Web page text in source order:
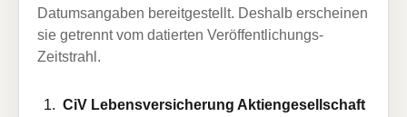
Datumsangaben bereitgestellt. Deshalb erscheinen
sie getrennt vom datierten Veröffentlichungs-
Zeitstrahl.
CiV Lebensversicherung Aktiengesellschaft